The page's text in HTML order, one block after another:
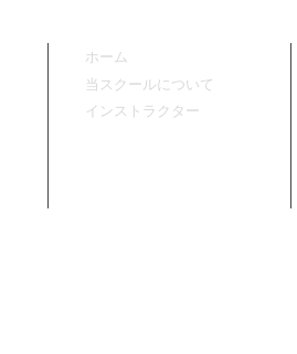
ホーム
当スクールについて
インストラクター